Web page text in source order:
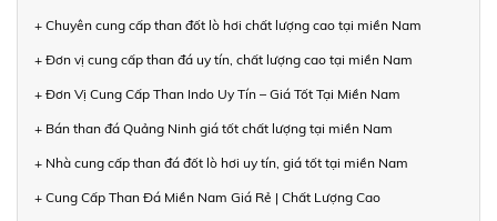
+ Chuyên cung cấp than đốt lò hơi chất lượng cao tại miền Nam
+ Đơn vị cung cấp than đá uy tín, chất lượng cao tại miền Nam
+ Đơn Vị Cung Cấp Than Indo Uy Tín – Giá Tốt Tại Miền Nam
+ Bán than đá Quảng Ninh giá tốt chất lượng tại miền Nam
+ Nhà cung cấp than đá đốt lò hơi uy tín, giá tốt tại miền Nam
+ Cung Cấp Than Đá Miền Nam Giá Rẻ | Chất Lượng Cao